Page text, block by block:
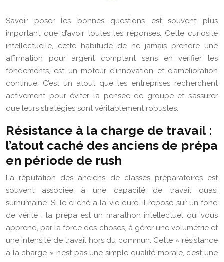
Savoir poser les bonnes questions est souvent plus
important que d’avoir toutes les réponses. Cette curiosité
intellectuelle, cette habitude de ne jamais prendre une
affirmation pour argent comptant sans en vérifier les
fondements, est un moteur d’innovation et d’amélioration
continue. C’est un atout que les entreprises recherchent
activement pour éviter la pensée de groupe et s’assurer
que leurs stratégies sont véritablement robustes.
Résistance à la charge de travail :
l’atout caché des anciens de prépa
en période de rush
La réputation des anciens de classes préparatoires est
souvent associée à une capacité de travail quasi
surhumaine. Si le cliché a la vie dure, il repose sur un fond
de vérité : la prépa est un marathon intellectuel qui vous
apprend, par la force des choses, à gérer une volumétrie et
une intensité de travail hors du commun. Cette « résistance
à la charge » n’est pas une simple qualité morale, c’est une